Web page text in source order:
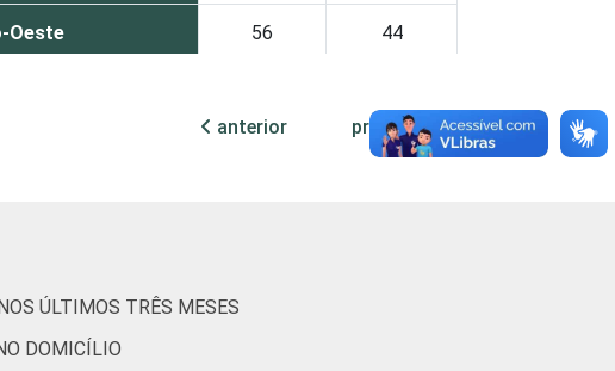
Oeste 56 44
51
anterior próxima
ÚLTIMOS TRÊS MESES
DOMICÍLIO